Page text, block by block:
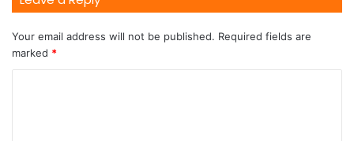
Your email address will not be published. Required fields are
marked *